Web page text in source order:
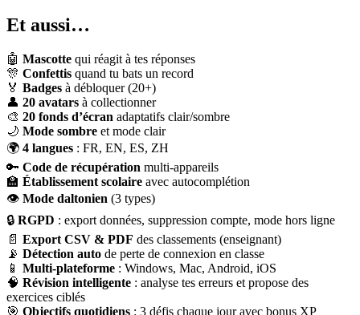
Et aussi…
🤖 Mascotte qui réagit à tes réponses
🎊 Confettis quand tu bats un record
🏅 Badges à débloquer (20+)
👤 20 avatars à collectionner
🎨 20 fonds d’écran adaptatifs clair/sombre
🌙 Mode sombre et mode clair
🌍 4 langues : FR, EN, ES, ZH
🔑 Code de récupération multi-appareils
🏫 Établissement scolaire avec autocomplétion
👁 Mode daltonien (3 types)
🔒 RGPD : export données, suppression compte, mode hors ligne
📄 Export CSV & PDF des classements (enseignant)
📡 Détection auto de perte de connexion en classe
📱 Multi-plateforme : Windows, Mac, Android, iOS
🧠 Révision intelligente : analyse tes erreurs et propose des
exercices ciblés
🎯 Objectifs quotidiens : 3 défis chaque jour avec bonus XP